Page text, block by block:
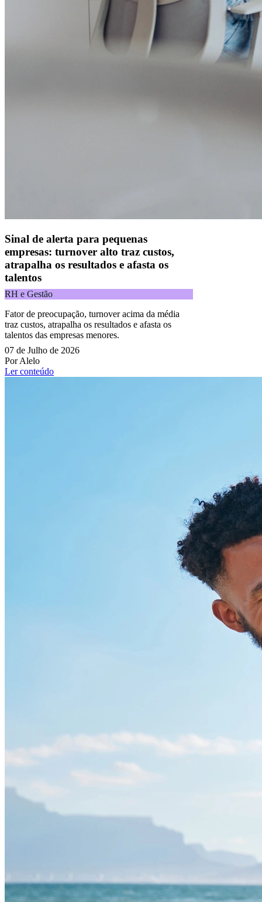
Sinal de alerta para pequenas
empresas: turnover alto traz custos,
atrapalha os resultados e afasta os
talentos
RH e Gestão
Fator de preocupação, turnover acima da média
traz custos, atrapalha os resultados e afasta os
talentos das empresas menores.
07 de Julho de 2026
Por Alelo
Ler conteúdo
Gestão de VT
Soluções de Pagamentos